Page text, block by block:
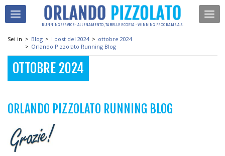
RUNNING SERVICE - ALLENAMENTO, TABELLE E CORSA - WINNING PROGRAM S.A.S.
Sei in > Blog > I post del 2024 > ottobre 2024
> Orlando Pizzolato Running Blog
OTTOBRE 2024
ORLANDO PIZZOLATO RUNNING BLOG